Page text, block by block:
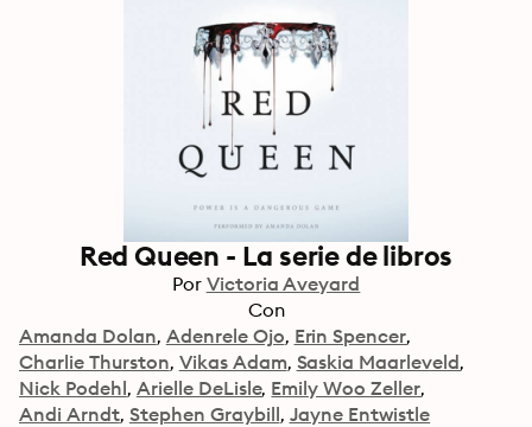
Red Queen - La serie de libros
Por Victoria Aveyard
Con
Amanda Dolan Adenrele Ojo Erin Spencer
Charlie Thurston Vikas Adam Saskia Maarleveld
Nick Podehl Arielle DeLisle Emily Woo Zeller
Andi Arndt Stephen Graybill Jayne Entwistle